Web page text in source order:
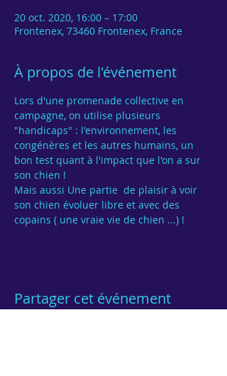
20 oct. 2020, 16:00 – 17:00
Frontenex, 73460 Frontenex, France
À propos de l'événement
Lors d'une promenade collective en
campagne, on utilise plusieurs
"handicaps" : l'environnement, les
congénères et les autres humains, un
bon test quant à l'impact que l'on a sur
Mais aussi Une partie  de plaisir à voir
son chien évoluer libre et avec des
Partager cet événement